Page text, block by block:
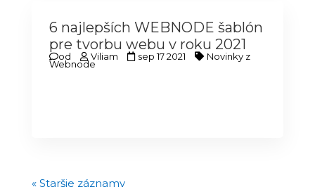
6 najlepších WEBNODE šablón
pre tvorbu webu v roku 2021
od Viliam sep 17 2021 Novinky z
Webnode
« Staršie záznamy